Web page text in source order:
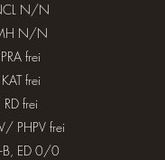
N/N
N/N
PRA frei
KAT frei
RD frei
PHPV frei
B, ED 0/0